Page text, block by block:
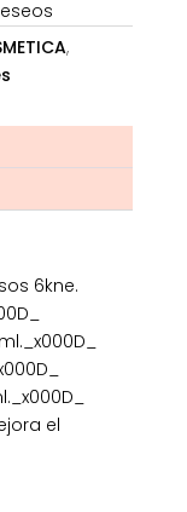
,
6kne.
el